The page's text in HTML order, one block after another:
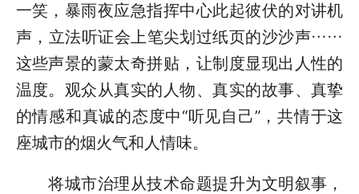
一笑，暴雨夜应急指挥中心此起彼伏的对讲机
声，立法听证会上笔尖划过纸页的沙沙声……
这些声景的蒙太奇拼贴，让制度显现出人性的
温度。观众从真实的人物、真实的故事、真挚
的情感和真诚的态度中“听见自己”，共情于这
座城市的烟火气和人情味。
将城市治理从技术命题提升为文明叙事，